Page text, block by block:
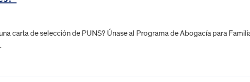
carta de selección de PUNS? Únase al Programa de Abogacía para